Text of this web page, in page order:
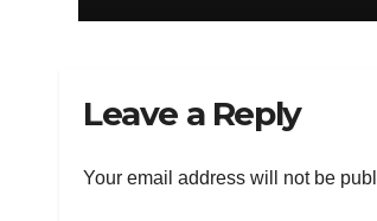
Leave a Reply
Your email address will not be